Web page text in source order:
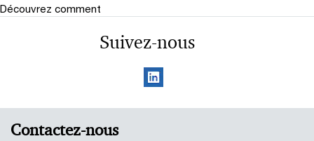
Découvrez comment
Suivez-nous
Contactez-nous